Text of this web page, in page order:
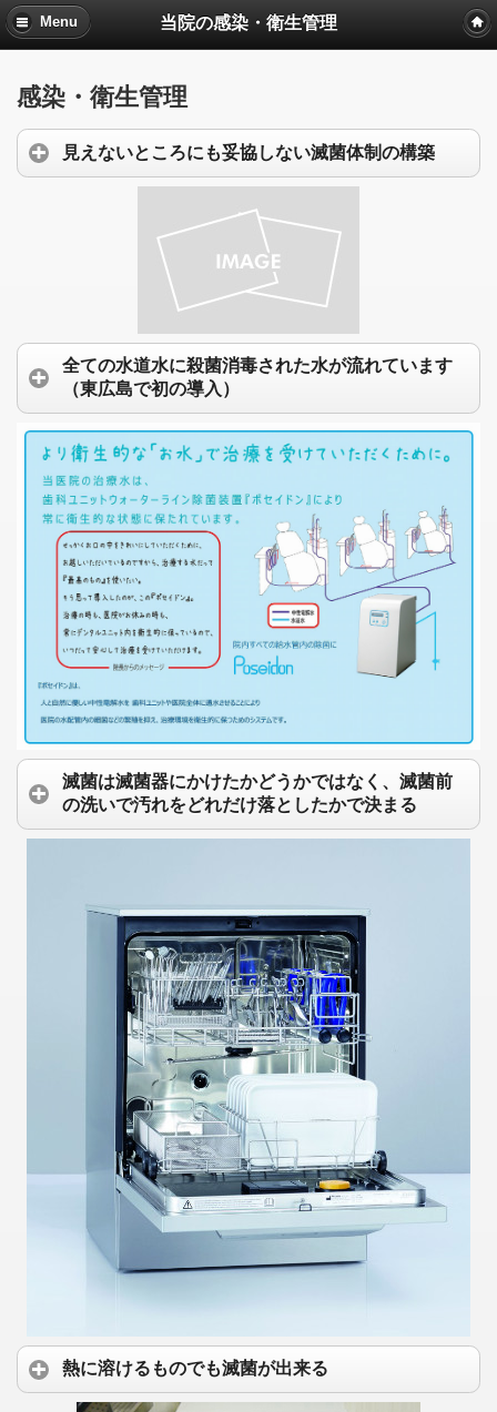
Menu 当院の感染・衛生管理
感染・衛生管理
見えないところにも妥協しない滅菌体制の構築
全ての水道水に殺菌消毒された水が流れています
（東広島で初の導入）
滅菌は滅菌器にかけたかどうかではなく、滅菌前
の洗いで汚れをどれだけ落としたかで決まる
熱に溶けるものでも滅菌が出来る